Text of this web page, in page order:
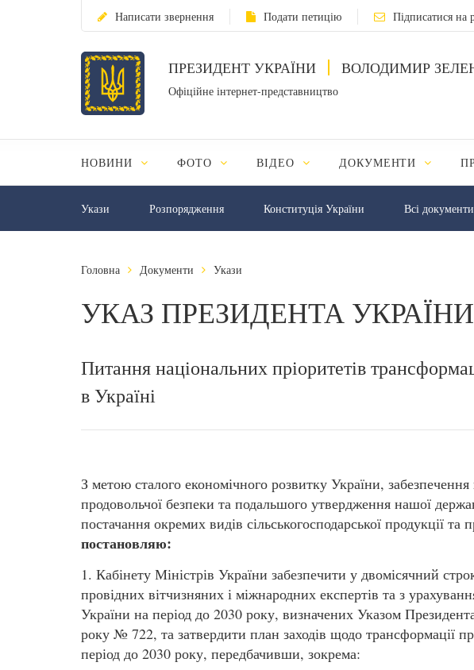
Написати звернення Подати петицію Підписатися на
ПРЕЗИДЕНТ УКРАЇНИ ВОЛОДИМИР
Офіційне інтернет-представництво
НОВИНИ ФОТО ВІДЕО ДОКУМЕНТИ
Укази Розпорядження Конституція України Всі документи
Головна Документи Укази
УКАЗ ПРЕЗИДЕНТА
Питання національних пріоритетів
в Україні
З метою сталого економічного розвитку України, забезпечення
продовольчої безпеки та подальшого утвердження нашої
постачання окремих видів сільськогосподарської продукції та
постановляю:
1. Кабінету Міністрів України забезпечити у двомісячний
провідних вітчизняних і міжнародних експертів та з
України на період до 2030 року, визначених Указом
року № 722, та затвердити план заходів щодо трансформації
період до 2030 року, передбачивши, зокрема: